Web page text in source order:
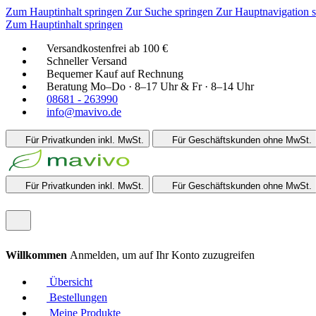
Zum Hauptinhalt springen Zur Suche springen Zur Hauptnavigation
Zum Hauptinhalt springen
Versandkostenfrei ab 100 €
Schneller Versand
Bequemer Kauf auf Rechnung
Beratung Mo–Do · 8–17 Uhr & Fr · 8–14 Uhr
08681 - 263990
info@mavivo.de
Für Privatkunden inkl. MwSt. Für Geschäftskunden ohne MwSt.
Für Privatkunden inkl. MwSt. Für Geschäftskunden ohne MwSt.
Willkommen Anmelden, um auf Ihr Konto zuzugreifen
Übersicht
Bestellungen
Meine Produkte